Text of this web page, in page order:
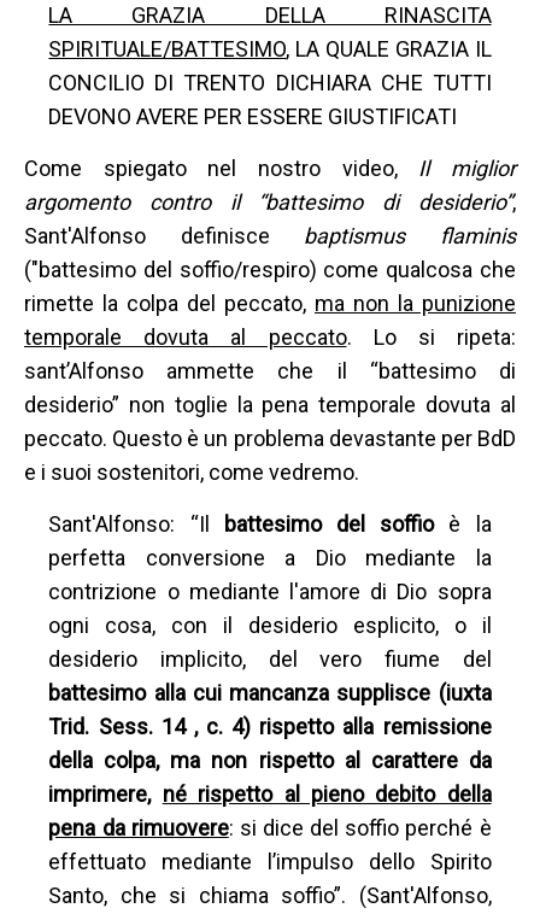
LA GRAZIA DELLA RINASCITA
SPIRITUALE/BATTESIMO, LA QUALE GRAZIA IL
CONCILIO DI TRENTO DICHIARA CHE TUTTI
DEVONO AVERE PER ESSERE GIUSTIFICATI
Come spiegato nel nostro video, Il miglior
argomento contro il “battesimo di desiderio”,
Sant'Alfonso definisce baptismus flaminis
("battesimo del soffio/respiro) come qualcosa che
rimette la colpa del peccato, ma non la punizione
temporale dovuta al peccato. Lo si ripeta:
sant’Alfonso ammette che il “battesimo di
desiderio” non toglie la pena temporale dovuta al
peccato. Questo è un problema devastante per BdD
e i suoi sostenitori, come vedremo.
Sant'Alfonso: “Il battesimo del soffioè la
perfetta conversione a Dio mediante la
contrizione o mediante l'amore di Dio sopra
ogni cosa, con il desiderio esplicito, o il
desiderio implicito, del vero fiume del
battesimo alla cui mancanza supplisce (iuxta
Trid. Sess. 14 , c. 4) rispetto alla remissione
della colpa, ma non rispetto al carattere da
imprimere, né rispetto al pieno debito della
pena da rimuovere: si dice del soffio perché è
effettuato mediante l’impulso dello Spirito
Santo, che si chiama soffio”. (Sant'Alfonso,